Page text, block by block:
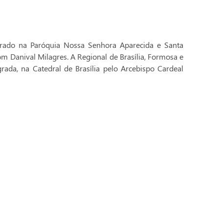
na Paróquia Nossa Senhora Aparecida e Santa
Danival Milagres. A Regional de Brasília, Formosa e
na Catedral de Brasília pelo Arcebispo Cardeal